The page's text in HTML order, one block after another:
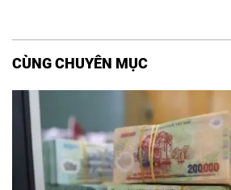
CÙNG CHUYÊN MỤC